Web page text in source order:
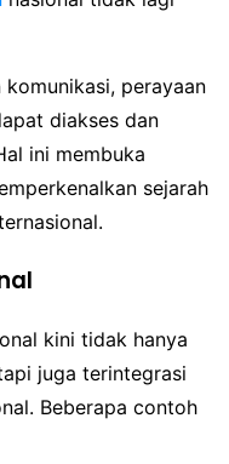
perayaan
diakses dan
ini membuka
sejarah
kini tidak hanya
juga terintegrasi
Beberapa contoh